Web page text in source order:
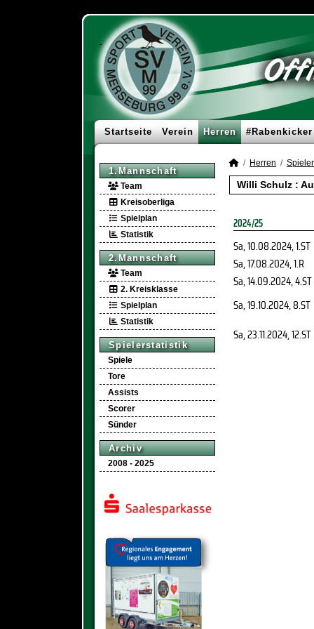
Startseite Verein Herren #Rabenkicker
1.Mannschaft
Team
Kreisoberliga
Spielplan
Statistik
2.Mannschaft
Team
2. Kreisklasse
Spielplan
Statistik
Spielerstatistik
Spiele
Tore
Assists
Scorer
Sünder
Archiv
2008 - 2025
Herren
Willi Schulz :
2024/25
Sa, 10.08.2024, 1.ST
Sa, 17.08.2024, 1.R
Sa, 14.09.2024, 4.ST
Sa, 19.10.2024, 8.ST
Sa, 23.11.2024, 12.ST